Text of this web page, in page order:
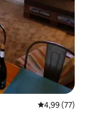
Gemiddelde
4,99 (77)